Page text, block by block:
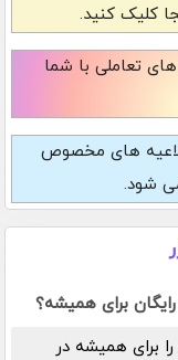
کلیک کنید.
تعاملی با شما
های مخصوص
شود.
رایگان برای همیشه؟
برای همیشه در